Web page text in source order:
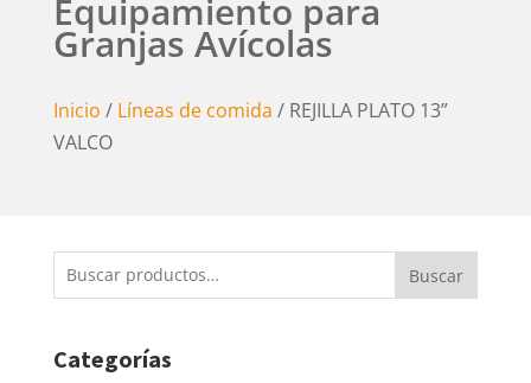
Equipamiento para
Granjas Avícolas
Inicio / Líneas de comida / REJILLA PLATO 13”
VALCO
Buscar
por:
Buscar
Categorías